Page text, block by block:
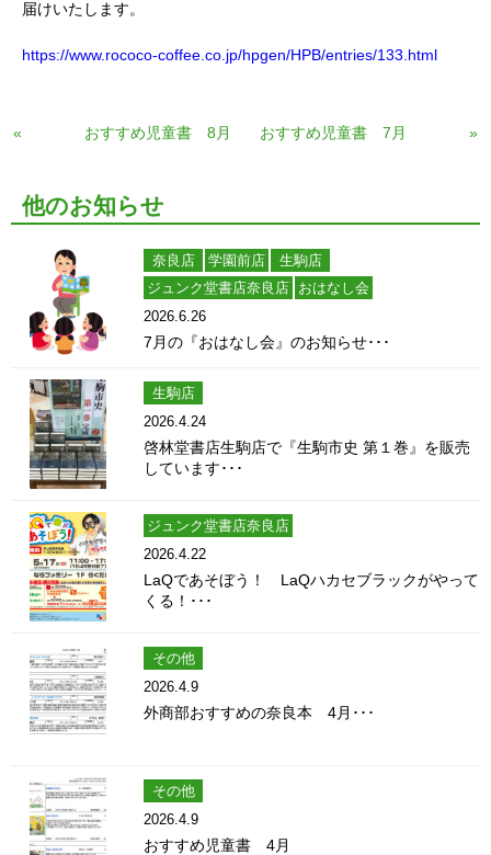
届けいたします。
https://www.rococo-coffee.co.jp/hpgen/HPB/entries/133.html
« おすすめ児童書 8月 おすすめ児童書 7月 »
他のお知らせ
奈良店 学園前店
生駒店
ジュンク堂書店奈良店 おはなし会
2026.6.26
7月の『おはなし会』のお知らせ･･･
生駒店
2026.4.24
啓林堂書店生駒店で『生駒市史 第１巻』を販売
しています･･･
ジュンク堂書店奈良店
2026.4.22
LaQであそぼう！ LaQハカセブラックがやって
くる！･･･
その他
2026.4.9
外商部おすすめの奈良本 4月･･･
その他
2026.4.9
おすすめ児童書 4月